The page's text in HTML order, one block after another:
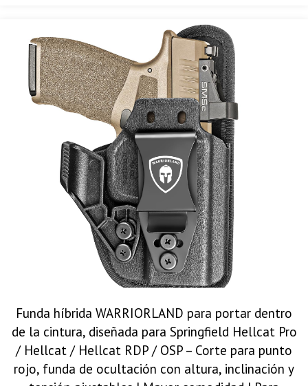
Funda híbrida WARRIORLAND para portar dentro
de la cintura, diseñada para Springfield Hellcat Pro
/ Hellcat / Hellcat RDP / OSP – Corte para punto
rojo, funda de ocultación con altura, inclinación y